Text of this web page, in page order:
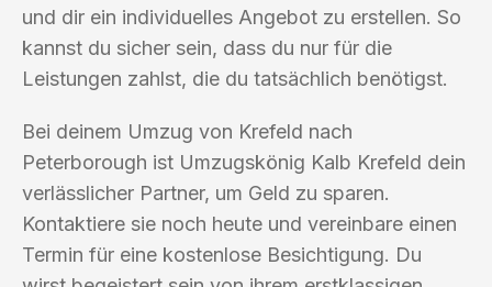
und dir ein individuelles Angebot zu erstellen. So
kannst du sicher sein, dass du nur für die
Leistungen zahlst, die du tatsächlich benötigst.
Bei deinem Umzug von Krefeld nach
Peterborough ist Umzugskönig Kalb Krefeld dein
verlässlicher Partner, um Geld zu sparen.
Kontaktiere sie noch heute und vereinbare einen
Termin für eine kostenlose Besichtigung. Du